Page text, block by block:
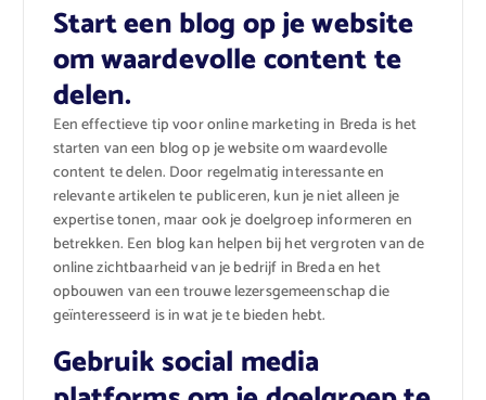
Start een blog op je website
om waardevolle content te
delen.
Een effectieve tip voor online marketing in Breda is het
starten van een blog op je website om waardevolle
content te delen. Door regelmatig interessante en
relevante artikelen te publiceren, kun je niet alleen je
expertise tonen, maar ook je doelgroep informeren en
betrekken. Een blog kan helpen bij het vergroten van de
online zichtbaarheid van je bedrijf in Breda en het
opbouwen van een trouwe lezersgemeenschap die
geïnteresseerd is in wat je te bieden hebt.
Gebruik social media